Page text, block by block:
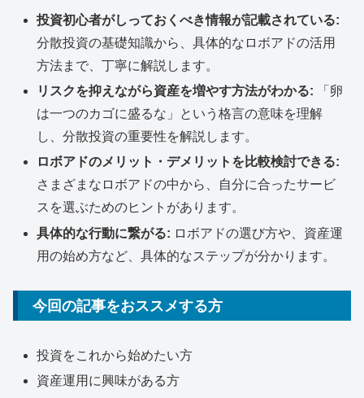
投資初心者がしっておくべき情報が記載されている:
分散投資の基礎知識から、具体的なロボアドの活用
方法まで、丁寧に解説します。
リスクを抑えながら資産を増やす方法がわかる: 「卵
は一つのカゴに盛るな」という格言の意味を理解
し、分散投資の重要性を解説します。
ロボアドのメリット・デメリットを比較検討できる:
さまざまなロボアドの中から、自分に合ったサービ
スを選ぶためのヒントがあります。
具体的な行動に繋がる: ロボアドの選び方や、資産運
用の始め方など、具体的なステップが分かります。
今回の記事をおススメする方
投資をこれから始めたい方
資産運用に興味がある方